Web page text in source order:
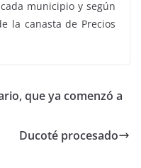
municipio y según
la canasta de Precios
que ya comenzó a
Ducoté procesado